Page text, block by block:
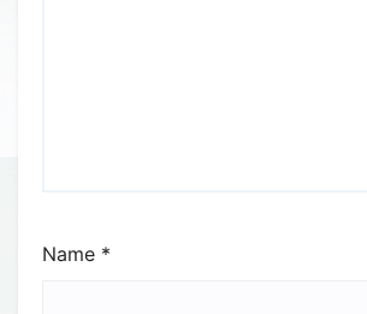
Name *